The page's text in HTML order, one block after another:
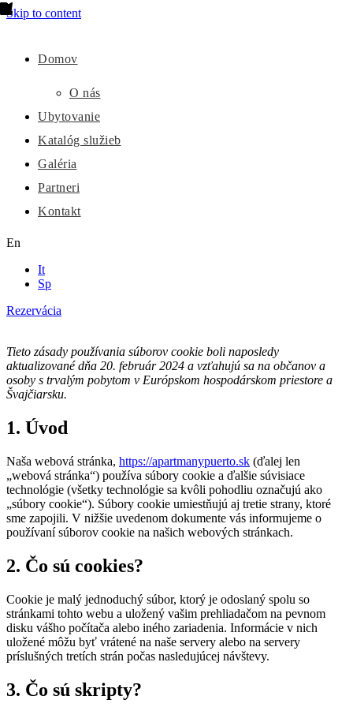
Skip to content
Domov
O nás
Ubytovanie
Katalóg služieb
Galéria
Partneri
Kontakt
En
It
Sp
Rezervácia
Tieto zásady používania súborov cookie boli naposledy
aktualizované dňa 20. február 2024 a vzťahujú sa na občanov a
osoby s trvalým pobytom v Európskom hospodárskom priestore a
Švajčiarsku.
1. Úvod
Naša webová stránka, https://apartmanypuerto.sk (ďalej len
„webová stránka“) používa súbory cookie a ďalšie súvisiace
technológie (všetky technológie sa kvôli pohodliu označujú ako
„súbory cookie“). Súbory cookie umiestňujú aj tretie strany, ktoré
sme zapojili. V nižšie uvedenom dokumente vás informujeme o
používaní súborov cookie na našich webových stránkach.
2. Čo sú cookies?
Cookie je malý jednoduchý súbor, ktorý je odoslaný spolu so
stránkami tohto webu a uložený vašim prehliadačom na pevnom
disku vášho počítača alebo iného zariadenia. Informácie v nich
uložené môžu byť vrátené na naše servery alebo na servery
príslušných tretích strán počas nasledujúcej návštevy.
3. Čo sú skripty?